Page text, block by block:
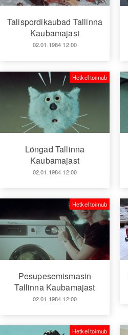
Talispordikaubad Tallinna
Kaubamajast
02.01.1984 12:00
Lõngad Tallinna
Kaubamajast
02.01.1984 12:00
Hetkel toimub
Pesupesemismasin
Tallinna Kaubamajast
02.01.1984 12:00
Hetkel toimub
Hetkel toimub